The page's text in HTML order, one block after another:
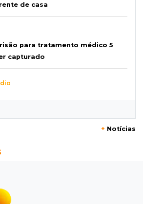
de casa
para tratamento médico 5
capturado
juros para 14% ao ano em
fecha cotado a R$ 5,12 com
+ Notícias